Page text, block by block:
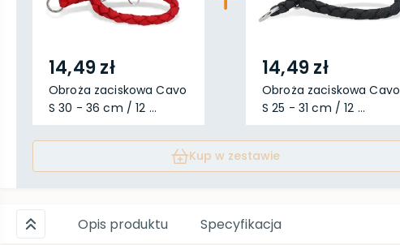
14,49 zł
Obroża zaciskowa Cavo
S 30 - 36 cm / 12 ...
14,49 zł
Obroża zaciskowa Cavo
S 25 - 31 cm / 12 ...
Kup w zestawie
Opis produktu Specyfikacja